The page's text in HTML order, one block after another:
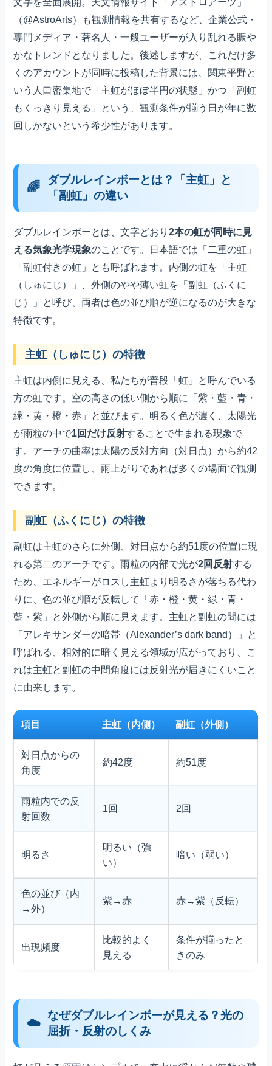
（@AstroArts）も観測情報を共有するなど、企業公式・
専門メディア・著名人・一般ユーザーが入り乱れる賑や
かなトレンドとなりました。後述しますが、これだけ多
くのアカウントが同時に投稿した背景には、関東平野と
いう人口密集地で「主虹がほぼ半円の状態」かつ「副虹
もくっきり見える」という、観測条件が揃う日が年に数
回しかないという希少性があります。
ダブルレインボーとは？「主虹」と
「副虹」の違い
ダブルレインボーとは、文字どおり2本の虹が同時に見
える気象光学現象のことです。日本語では「二重の虹」
「副虹付きの虹」とも呼ばれます。内側の虹を「主虹
（しゅにじ）」、外側のやや薄い虹を「副虹（ふくに
じ）」と呼び、両者は色の並び順が逆になるのが大きな
特徴です。
主虹（しゅにじ）の特徴
主虹は内側に見える、私たちが普段「虹」と呼んでいる
方の虹です。空の高さの低い側から順に「紫・藍・青・
緑・黄・橙・赤」と並びます。明るく色が濃く、太陽光
が雨粒の中で1回だけ反射することで生まれる現象で
す。アーチの曲率は太陽の反対方向（対日点）から約42
度の角度に位置し、雨上がりであれば多くの場面で観測
できます。
副虹（ふくにじ）の特徴
副虹は主虹のさらに外側、対日点から約51度の位置に現
れる第二のアーチです。雨粒の内部で光が2回反射する
ため、エネルギーがロスし主虹より明るさが落ちる代わ
りに、色の並び順が反転して「赤・橙・黄・緑・青・
藍・紫」と外側から順に見えます。主虹と副虹の間には
「アレキサンダーの暗帯（Alexander’s dark band）」と
呼ばれる、相対的に暗く見える領域が広がっており、こ
れは主虹と副虹の中間角度には反射光が届きにくいこと
に由来します。
項目 主虹（内側） 副虹（外側）
対日点からの
角度
約42度 約51度
雨粒内での反
射回数
1回 2回
明るさ
明るい（強
い）
暗い（弱い）
色の並び（内
→外）
紫→赤 赤→紫（反転）
出現頻度
比較的よく
見える
条件が揃ったと
きのみ
なぜダブルレインボーが見える？光の
屈折・反射のしくみ